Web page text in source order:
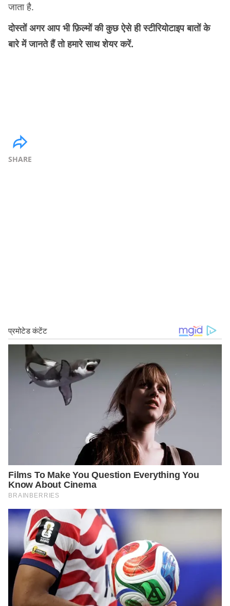
जाता है.
दोस्तों अगर आप भी फ़िल्मों की कुछ ऐसे ही स्टीरियोटाइप बातों के
बारे में जानते हैं तो हमारे साथ शेयर करें.
SHARE